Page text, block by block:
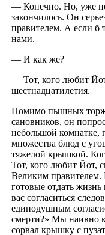
— Конечно. Но, уже
закончилось. Он
правителем. А если б
нами.
— И как же?
— Тот, кого любит
шестнадцатилетия.
Помимо пышных
сановников, он
небольшой комнатке,
множества блюд с
тяжелой крышкой.
Тот, кого любит Йот,
Великим
готовые отдать
вас согласиться
единодушным
смерти?» Мы наивно
сорвал крышку с